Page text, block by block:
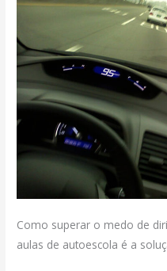
Como superar o medo de
aulas de autoescola é a